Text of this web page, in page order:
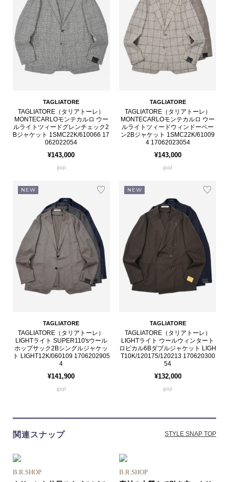
TAGLIATORE
TAGLIATORE（タリアトーレ）
MONTECARLOモンテカルロ ウー
ルライトツィードグレンチェック2
Bジャケット 1SMC22K/610066 17
062022054
¥143,000
guji
TAGLIATORE
TAGLIATORE（タリアトーレ）
MONTECARLOモンテカルロ ウー
ルライトツィードウィンドーペー
ン2Bジャケット 1SMC22K/61009
4 17062023054
¥143,000
guji
NEW
TAGLIATORE
TAGLIATORE（タリアトーレ）
LIGHTライト SUPER110'sウール
ホップサック2Bシングルジャケッ
ト LIGHT12K/060109 1706202905
4
¥141,900
guji
NEW
TAGLIATORE
TAGLIATORE（タリアトーレ）
LIGHTライト ウールウィンタート
ロピカル6Bダブルジャケット LIGH
T10K/120175/120213 170620300
54
¥132,000
guji
関連スナップ STYLE SNAP TOP
B.R.SHOP B.R.SHOP